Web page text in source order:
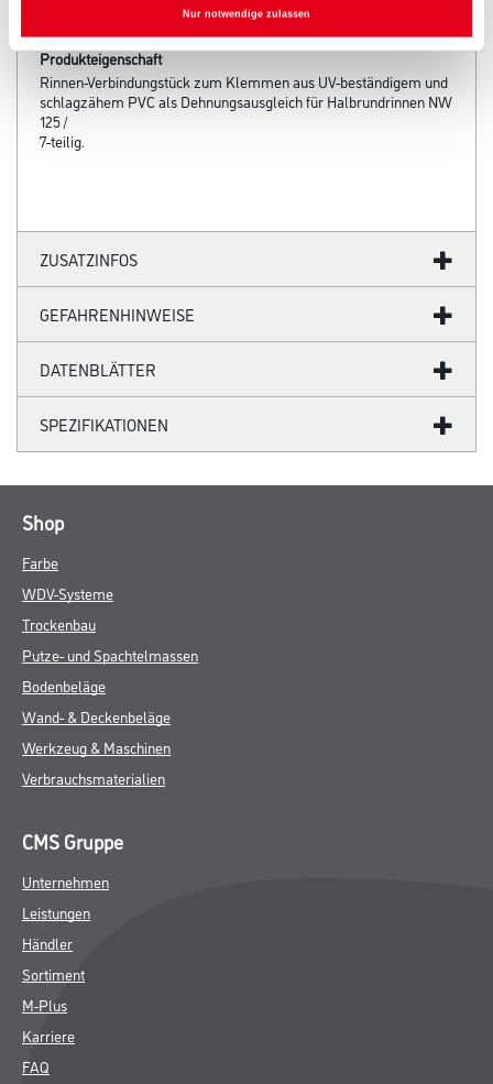
Nur notwendige zulassen
Produkteigenschaft
Rinnen-Verbindungstück zum Klemmen aus UV-beständigem und
schlagzähem PVC als Dehnungsausgleich für Halbrundrinnen NW
125 /
7-teilig.
ZUSATZINFOS
GEFAHRENHINWEISE
DATENBLÄTTER
SPEZIFIKATIONEN
Shop
Farbe
WDV-Systeme
Trockenbau
Putze- und Spachtelmassen
Bodenbeläge
Wand- & Deckenbeläge
Werkzeug & Maschinen
Verbrauchsmaterialien
CMS Gruppe
Unternehmen
Leistungen
Händler
Sortiment
M-Plus
Karriere
FAQ